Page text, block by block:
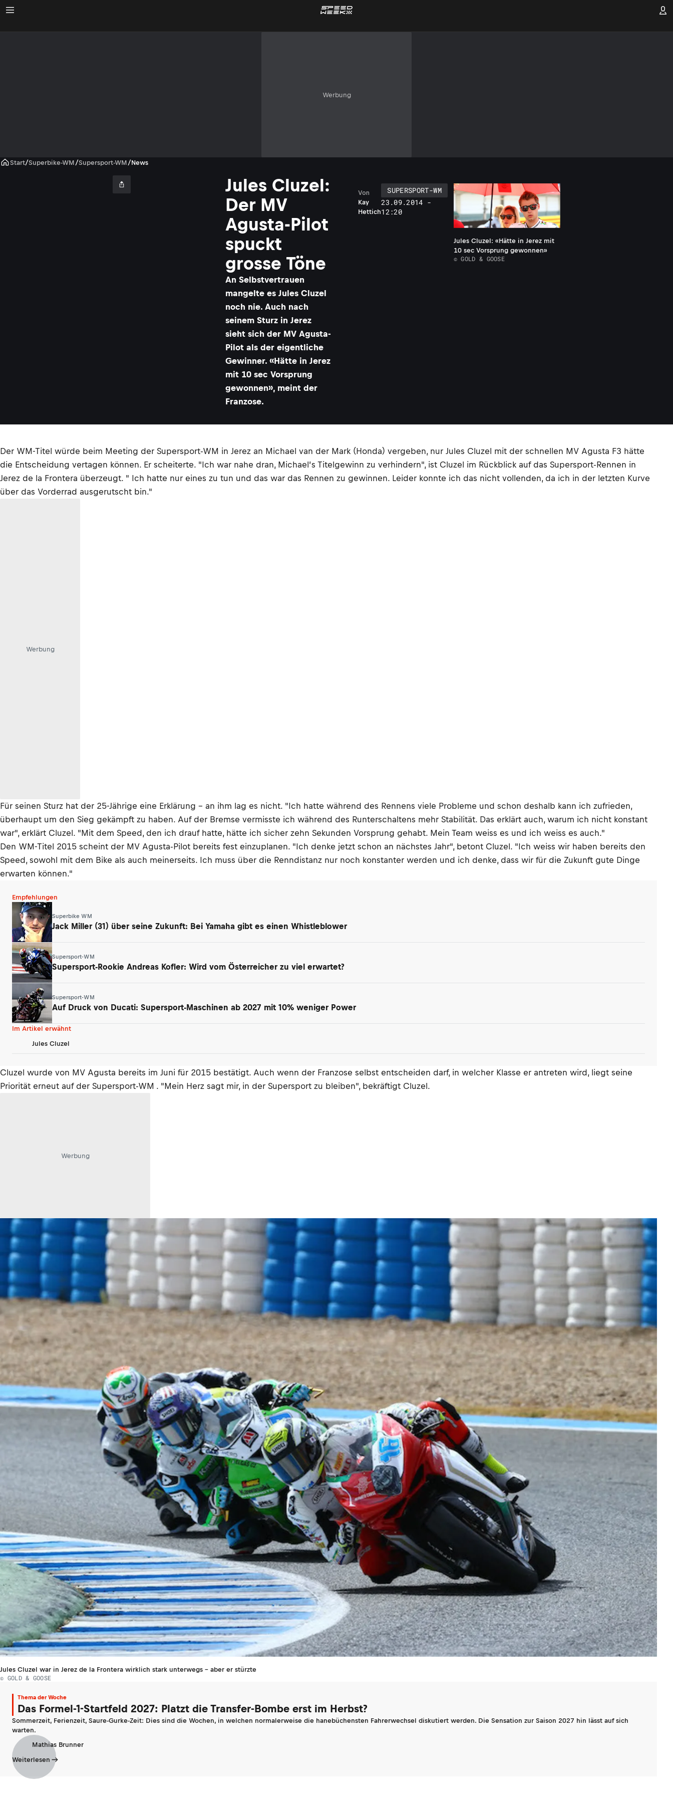
Werbung
Start/Superbike-WM /Supersport-WM /News
Jules Cluzel:
Der MV
Agusta-Pilot
spuckt
grosse Töne
An Selbstvertrauen
mangelte es Jules Cluzel
noch nie. Auch nach
seinem Sturz in Jerez
sieht sich der MV Agusta-
Pilot als der eigentliche
Gewinner. «Hätte in Jerez
mit 10 sec Vorsprung
gewonnen», meint der
Franzose.
Kay
Hettich
Von
SUPERSPORT-WM
23.09.2014 -
12:20
Jules Cluzel: «Hätte in Jerez mit
10 sec Vorsprung gewonnen»
© GOLD & GOOSE
Der WM-Titel würde beim Meeting der Supersport-WM in Jerez an Michael van der Mark (Honda) vergeben, nur Jules Cluzel mit der schnellen MV Agusta F3 hätte
die Entscheidung vertagen können. Er scheiterte. "Ich war nahe dran, Michael’s Titelgewinn zu verhindern", ist Cluzel im Rückblick auf das Supersport-Rennen in
Jerez de la Frontera überzeugt. " Ich hatte nur eines zu tun und das war das Rennen zu gewinnen. Leider konnte ich das nicht vollenden, da ich in der letzten Kurve
über das Vorderrad ausgerutscht bin."
Werbung
Für seinen Sturz hat der 25-Jährige eine Erklärung – an ihm lag es nicht. "Ich hatte während des Rennens viele Probleme und schon deshalb kann ich zufrieden,
überhaupt um den Sieg gekämpft zu haben. Auf der Bremse vermisste ich während des Runterschaltens mehr Stabilität. Das erklärt auch, warum ich nicht konstant
war", erklärt Cluzel. "Mit dem Speed, den ich drauf hatte, hätte ich sicher zehn Sekunden Vorsprung gehabt. Mein Team weiss es und ich weiss es auch."
Den WM-Titel 2015 scheint der MV Agusta-Pilot bereits fest einzuplanen. "Ich denke jetzt schon an nächstes Jahr", betont Cluzel. "Ich weiss wir haben bereits den
Speed, sowohl mit dem Bike als auch meinerseits. Ich muss über die Renndistanz nur noch konstanter werden und ich denke, dass wir für die Zukunft gute Dinge
erwarten können."
Empfehlungen
Superbike WM
Jack Miller (31) über seine Zukunft: Bei Yamaha gibt es einen Whistleblower
Supersport-WM
Supersport-Rookie Andreas Kofler: Wird vom Österreicher zu viel erwartet?
Supersport-WM
Auf Druck von Ducati: Supersport-Maschinen ab 2027 mit 10% weniger Power
Im Artikel erwähnt
Jules Cluzel
Cluzel wurde von MV Agusta bereits im Juni für 2015 bestätigt. Auch wenn der Franzose selbst entscheiden darf, in welcher Klasse er antreten wird, liegt seine
Priorität erneut auf der Supersport-WM . "Mein Herz sagt mir, in der Supersport zu bleiben", bekräftigt Cluzel.
Werbung
Jules Cluzel war in Jerez de la Frontera wirklich stark unterwegs - aber er stürzte
© GOLD & GOOSE
Thema der Woche
Das Formel-1-Startfeld 2027: Platzt die Transfer-Bombe erst im Herbst?
Sommerzeit, Ferienzeit, Saure-Gurke-Zeit: Dies sind die Wochen, in welchen normalerweise die hanebüchensten Fahrerwechsel diskutiert werden. Die Sensation zur Saison 2027 hin lässt auf sich
warten.
Mathias Brunner
Weiterlesen